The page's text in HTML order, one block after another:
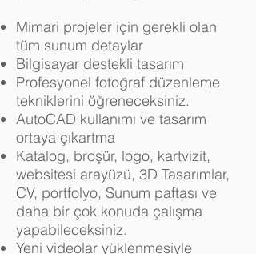
Mimari projeler için gerekli olan
tüm sunum detaylar
Bilgisayar destekli tasarım
Profesyonel fotoğraf düzenleme
tekniklerini öğreneceksiniz.
AutoCAD kullanımı ve tasarım
ortaya çıkartma
Katalog, broşür, logo, kartvizit,
websitesi arayüzü, 3D Tasarımlar,
CV, portfolyo, Sunum paftası ve
daha bir çok konuda çalışma
yapabileceksiniz.
Yeni videolar yüklenmesiyle